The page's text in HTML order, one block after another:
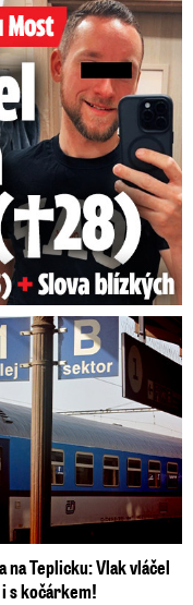
(†28)
na Teplicku: Vlak vláčel
s kočárkem!